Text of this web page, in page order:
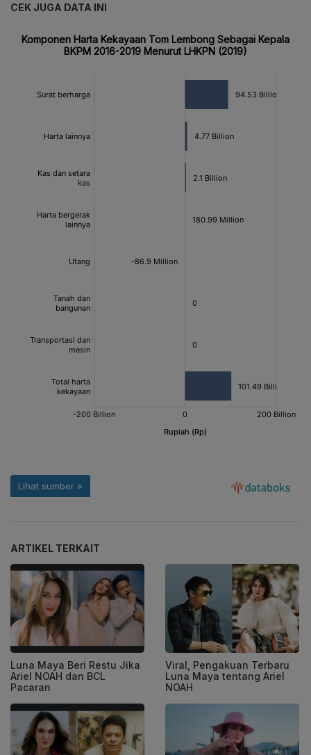
CEK JUGA DATA INI
ARTIKEL TERKAIT
Luna Maya Beri Restu Jika
Ariel NOAH dan BCL
Pacaran
Viral, Pengakuan Terbaru
Luna Maya tentang Ariel
NOAH